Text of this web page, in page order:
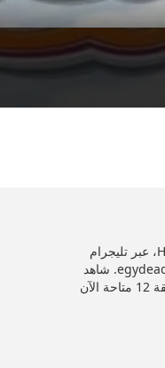
المسلسل العراقي "ورث عمتي" 2025 الحلقة 12 الثانية عشر كاملة بكامل أون لاين بجودة عالية HD، عبر تليجرام
وDailymotion، وأشهر منصات المشاهدة مثل إيجي دراما، شاهد VIP، أهواك، شاهد نت، فور يو، وegydead. شاهد
جميع الحلقات حصريًا ومجانًا على موقع إيجي دراما. الحلقة 12 متاحة الآن للعرض بجودة عالية. الحلقة 12 متاحة الآن